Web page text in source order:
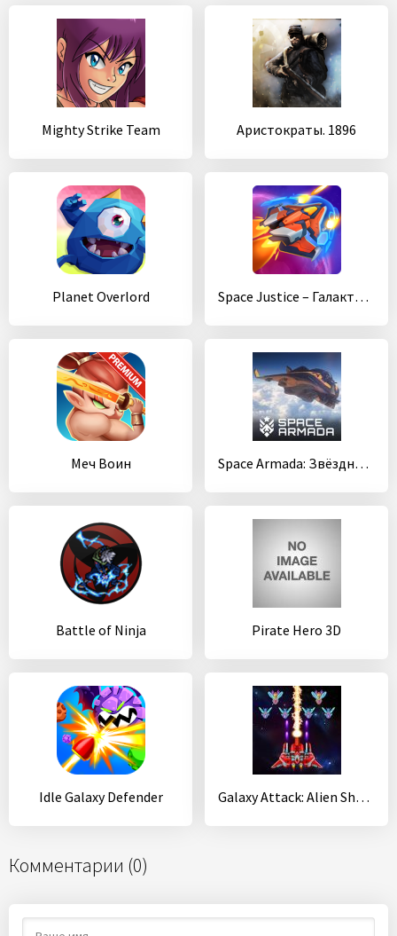
Mighty Strike Team Аристократы. 1896
Planet Overlord Space Justice – Галактическая леталка
Меч Воин Space Armada: Звёздные битвы
Battle of Ninja Pirate Hero 3D
Idle Galaxy Defender Galaxy Attack: Alien Shooter
Комментарии (0)